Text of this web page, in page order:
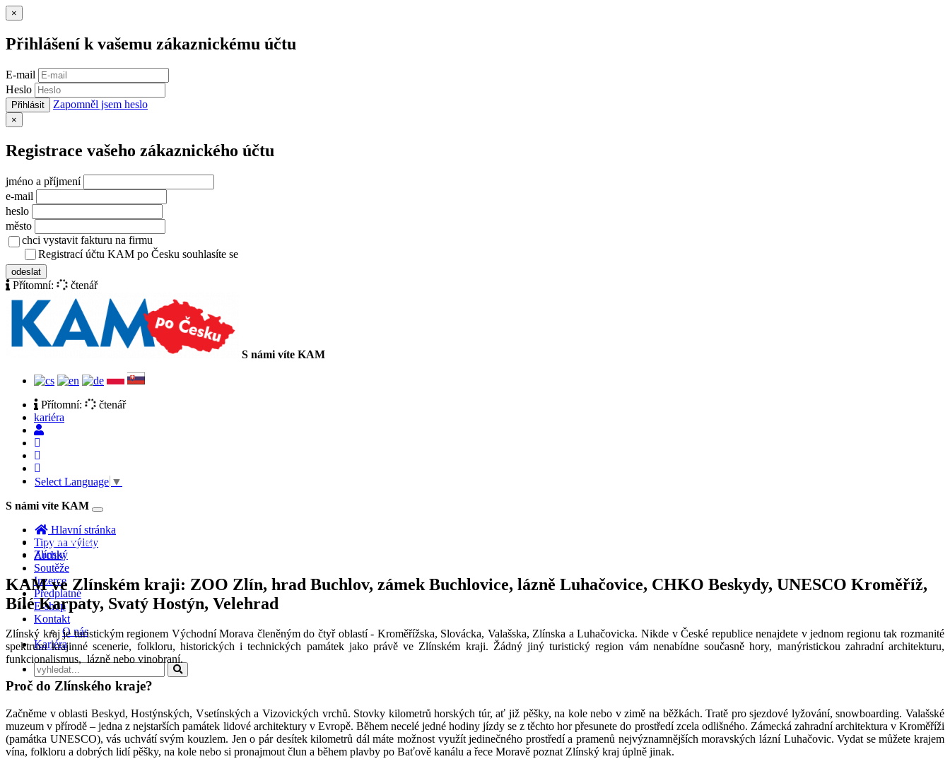
×
Přihlášení k vašemu zákaznickému účtu
E-mail
Heslo
Přihlásit Zapomněl jsem heslo
×
Registrace vašeho zákaznického účtu
jméno a příjmení
e-mail
heslo
město
chci vystavit fakturu na firmu
Registrací účtu KAM po Česku souhlasíte se
odeslat
Přítomní: čtenář
S námi víte KAM
Přítomní:
čtenář
kariéra
Select Language ▼
S námi víte KAM
Toggle
navigation
Hlavní stránka
Tipy na výlety
Archiv
Soutěže
Inzerce
Předplatné
E-shop
Kontakt
O nás
Kariéra
Zpět na hlavní stranu hlasování
Zlínský
KAM ve Zlínském kraji: ZOO Zlín, hrad Buchlov, zámek Buchlovice, lázně Luhačovice, CHKO Beskydy, UNESCO Kroměříž,
Bílé Karpaty, Svatý Hostýn, Velehrad
Zlínský kraj je turistickým regionem Východní Morava členěným do čtyř oblastí - Kroměřížska, Slovácka, Valašska, Zlínska a Luhačovicka. Nikde v České republice nenajdete v jednom regionu tak rozmanité
spektrum krajinné scenerie, folkloru, historických i technických památek jako právě ve Zlínském kraji. Žádný jiný turistický region vám nenabídne současně hory, manýristickou zahradní architekturu,
funkcionalismus, lázně nebo vinobraní.
Proč do Zlínského kraje?
Začněme v oblasti Beskyd, Hostýnských, Vsetínských a Vizovických vrchů. Stovky kilometrů horských túr, ať již pěšky, na kole nebo v zimě na běžkách. Tratě pro sjezdové lyžování, snowboarding. Valašské
muzeum v přírodě – jedna z nejstarších památek lidové architektury v Evropě. Během necelé jedné hodiny jízdy se z těchto hor přesunete do prostředí zcela odlišného. Zámecká zahradní architektura v Kroměříži
(památka UNESCO), vás uchvátí svým kouzlem. Jen o pár desítek kilometrů dál máte možnost využít jedinečného prostředí a pramenů nejvýznamnějších moravských lázní Luhačovic. Vydat se můžete krajem
vína, folkloru a dobrých lidí pěšky, na kole nebo si pronajmout člun a během plavby po Baťově kanálu a řece Moravě poznat Zlínský kraj úplně jinak.